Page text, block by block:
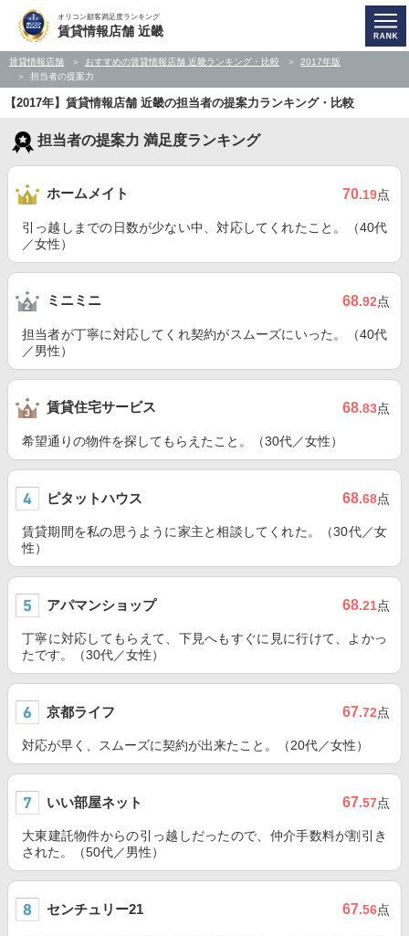
オリコン顧客満足度ランキング
賃貸情報店舗 近畿
賃貸情報店舗 おすすめの賃貸情報店舗 近畿ランキング・比較
2017年版
担当者の提案力
【2017年】賃貸情報店舗 近畿の担当者の提案力ランキング・比較
担当者の提案力 満足度ランキング
ホームメイト 70.19点
引っ越しまでの日数が少ない中、対応してくれたこと。（40代
／女性）
ミニミニ 68.92点
担当者が丁寧に対応してくれ契約がスムーズにいった。（40代
／男性）
賃貸住宅サービス 68.83点
希望通りの物件を探してもらえたこと。（30代／女性）
ピタットハウス 68.68点
賃貸期間を私の思うように家主と相談してくれた。（30代／女
性）
アパマンショップ 68.21点
丁寧に対応してもらえて、下見へもすぐに見に行けて、よかっ
たです。（30代／女性）
京都ライフ 67.72点
対応が早く、スムーズに契約が出来たこと。（20代／女性）
いい部屋ネット 67.57点
大東建託物件からの引っ越しだったので、仲介手数料が割引き
された。（50代／男性）
センチュリー21 67.56点